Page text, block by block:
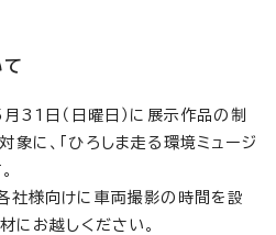
31日（日曜日）に展示作品の制
に、「ひろしま走る環境ミュージ
社様向けに車両撮影の時間を設
にお越しください。